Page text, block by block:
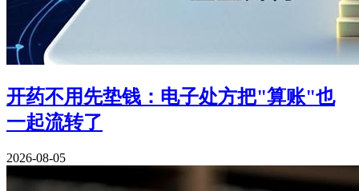
开药不用先垫钱：电子处方把"算账"也
一起流转了
2026-08-05